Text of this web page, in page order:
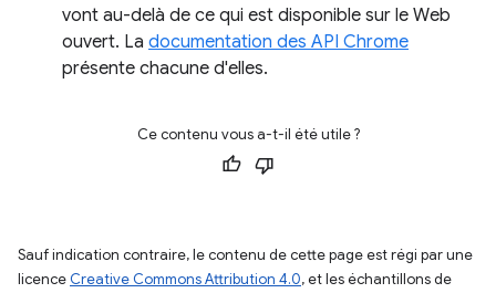
vont au-delà de ce qui est disponible sur le Web
ouvert. La documentation des API Chrome
présente chacune d'elles.
Ce contenu vous a-t-il été utile ?
Sauf indication contraire, le contenu de cette page est régi par une
licence Creative Commons Attribution 4.0, et les échantillons de